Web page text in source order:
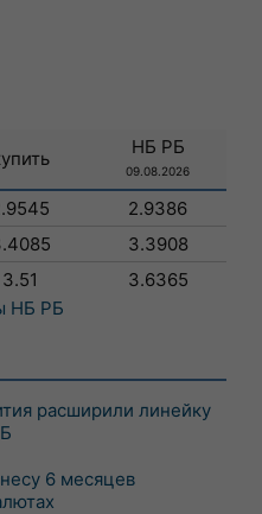
НБ РБ
09.08.2026
2.9386
3.3908
3.51
3.6365
НБ РБ
расширили линейку
6 месяцев